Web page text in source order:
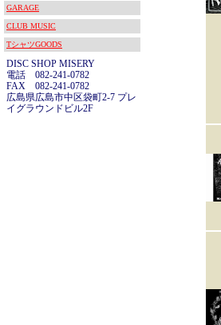
GARAGE
CLUB MUSIC
TシャツGOODS
DISC SHOP MISERY
電話 082-241-0782
FAX 082-241-0782
広島県広島市中区袋町2-7 プレ
イグラウンドビル2F